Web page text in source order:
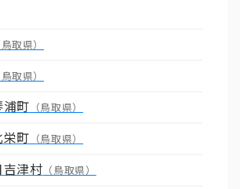
鳥取県）
鳥取県）
浦町 （鳥取県）
栄町 （鳥取県）
吉津村 （鳥取県）